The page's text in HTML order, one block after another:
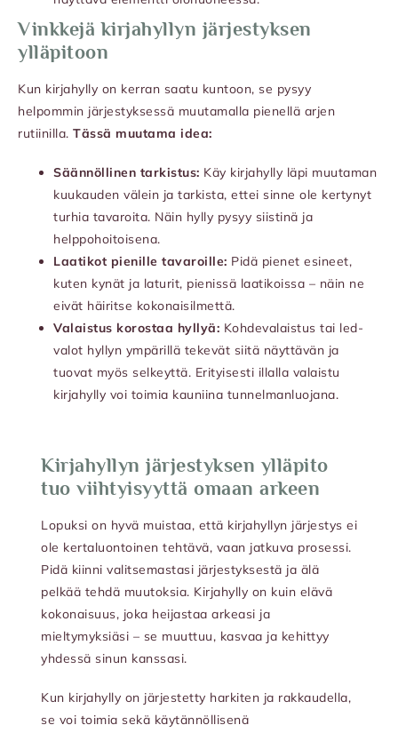
Vinkkejä kirjahyllyn järjestyksen
ylläpitoon
Kun kirjahylly on kerran saatu kuntoon, se pysyy
helpommin järjestyksessä muutamalla pienellä arjen
rutiinilla. Tässä muutama idea:
Säännöllinen tarkistus: Käy kirjahylly läpi muutaman
kuukauden välein ja tarkista, ettei sinne ole kertynyt
turhia tavaroita. Näin hylly pysyy siistinä ja
helppohoitoisena.
Laatikot pienille tavaroille: Pidä pienet esineet,
kuten kynät ja laturit, pienissä laatikoissa – näin ne
eivät häiritse kokonaisilmettä.
Valaistus korostaa hyllyä: Kohdevalaistus tai led-
valot hyllyn ympärillä tekevät siitä näyttävän ja
tuovat myös selkeyttä. Erityisesti illalla valaistu
kirjahylly voi toimia kauniina tunnelmanluojana.
Kirjahyllyn järjestyksen ylläpito
tuo viihtyisyyttä omaan arkeen
Lopuksi on hyvä muistaa, että kirjahyllyn järjestys ei
ole kertaluontoinen tehtävä, vaan jatkuva prosessi.
Pidä kiinni valitsemastasi järjestyksestä ja älä
pelkää tehdä muutoksia. Kirjahylly on kuin elävä
kokonaisuus, joka heijastaa arkeasi ja
mieltymyksiäsi – se muuttuu, kasvaa ja kehittyy
yhdessä sinun kanssasi.
Kun kirjahylly on järjestetty harkiten ja rakkaudella,
se voi toimia sekä käytännöllisenä